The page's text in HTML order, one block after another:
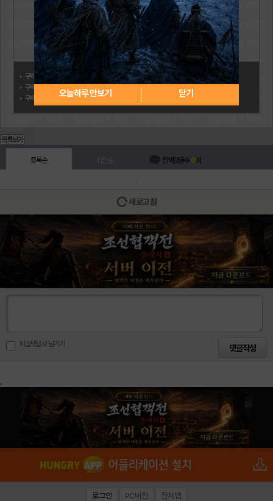
구매자:와이에이치s
구매일: 2026.05.30
구매상품:
문화상품권 5,000원
목록보기
등록순 최신순 전체댓글수0개
새로고침
비밀댓글로 남기기
오늘하루 안보기 닫기
로그인 PC버전 전체앱